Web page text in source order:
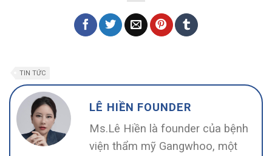
TIN TỨC
LÊ HIỀN FOUNDER
Ms.Lê Hiền là founder của bệnh
viện thẩm mỹ Gangwhoo, một